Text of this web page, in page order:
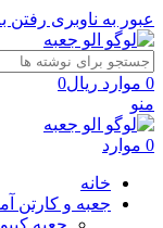
عبور به ناوبری رفتن
0 موارد ریال0
منو
0 موارد
خانه
جعبه و کارتن
جعبه